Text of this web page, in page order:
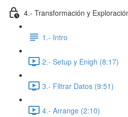
4.- Transformación y
1.- Intro
2.- Setup y Enigh (8:17)
3.- Filtrar Datos (9:51)
4.- Arrange (2:10)